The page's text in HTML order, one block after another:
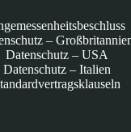
–
Datenschutz – USA
Datenschutz – Italien